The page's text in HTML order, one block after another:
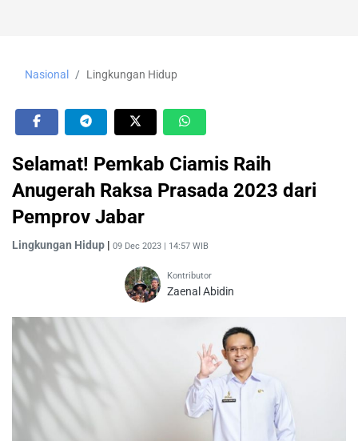
Nasional Lingkungan Hidup
Selamat! Pemkab Ciamis Raih
Anugerah Raksa Prasada 2023 dari
Pemprov Jabar
Lingkungan Hidup | 09 Dec 2023 | 14:57 WIB
Kontributor
Zaenal Abidin